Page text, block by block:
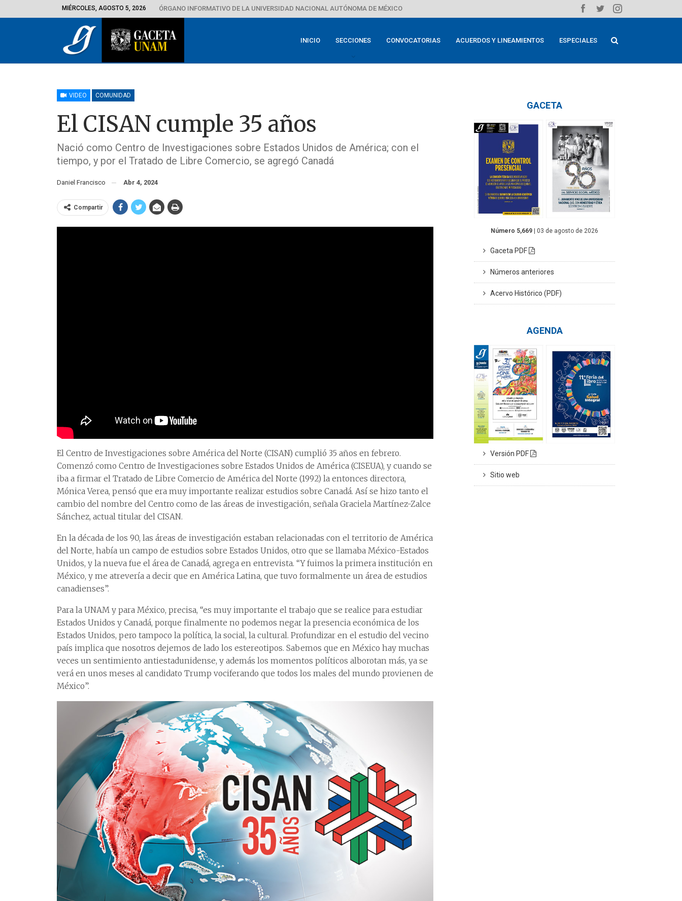
MIÉRCOLES, AGOSTO 5, 2026 ÓRGANO INFORMATIVO DE LA UNIVERSIDAD NACIONAL AUTÓNOMA DE MÉXICO
INICIO SECCIONES CONVOCATORIAS ACUERDOS Y LINEAMIENTOS ESPECIALES
VIDEO COMUNIDAD
El CISAN cumple 35 años
Nació como Centro de Investigaciones sobre Estados Unidos de América; con el
tiempo, y por el Tratado de Libre Comercio, se agregó Canadá
Daniel Francisco Abr 4, 2024
Compartir
El Centro de Investigaciones sobre América del Norte (CISAN) cumplió 35 años en febrero.
Comenzó como Centro de Investigaciones sobre Estados Unidos de América (CISEUA), y cuando se
iba a firmar el Tratado de Libre Comercio de América del Norte (1992) la entonces directora,
Mónica Verea, pensó que era muy importante realizar estudios sobre Canadá. Así se hizo tanto el
cambio del nombre del Centro como de las áreas de investigación, señala Graciela Martínez-Zalce
Sánchez, actual titular del CISAN.
En la década de los 90, las áreas de investigación estaban relacionadas con el territorio de América
del Norte, había un campo de estudios sobre Estados Unidos, otro que se llamaba México-Estados
Unidos, y la nueva fue el área de Canadá, agrega en entrevista. “Y fuimos la primera institución en
México, y me atrevería a decir que en América Latina, que tuvo formalmente un área de estudios
canadienses”.
Para la UNAM y para México, precisa, “es muy importante el trabajo que se realice para estudiar
Estados Unidos y Canadá, porque finalmente no podemos negar la presencia económica de los
Estados Unidos, pero tampoco la política, la social, la cultural. Profundizar en el estudio del vecino
país implica que nosotros dejemos de lado los estereotipos. Sabemos que en México hay muchas
veces un sentimiento antiestadunidense, y además los momentos políticos alborotan más, ya se
verá en unos meses al candidato Trump vociferando que todos los males del mundo provienen de
México”.
GACETA
Número 5,669 | 03 de agosto de 2026
Gaceta PDF
Números anteriores
Acervo Histórico (PDF)
AGENDA
Versión PDF
Sitio web